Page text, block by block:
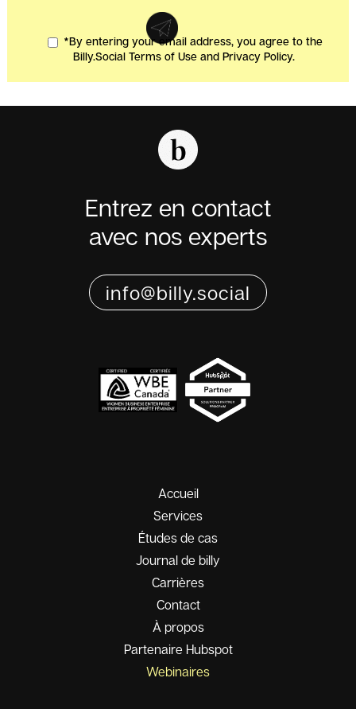
*By entering your email address, you agree to the
Billy.Social Terms of Use and Privacy Policy.
Entrez en contact
avec nos experts
info@billy.social
Accueil
Services
Études de cas
Journal de billy
Carrières
Contact
À propos
Partenaire Hubspot
Webinaires